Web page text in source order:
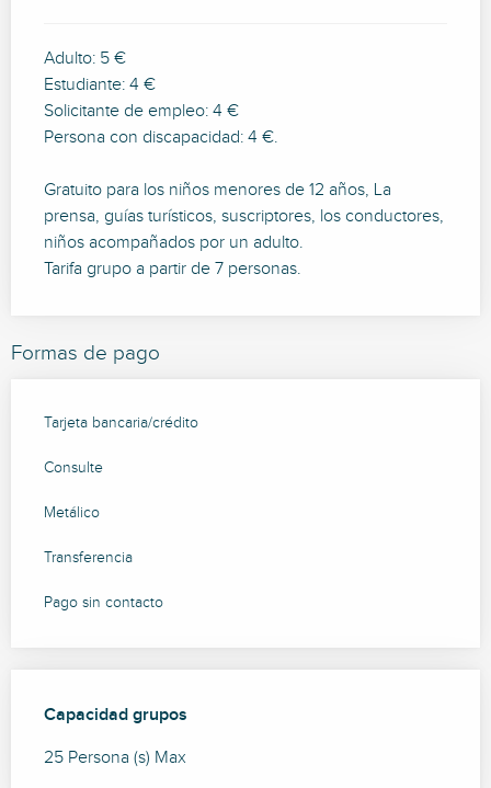
Adulto: 5 €
Estudiante: 4 €
Solicitante de empleo: 4 €
Persona con discapacidad: 4 €.
Gratuito para los niños menores de 12 años, La
prensa, guías turísticos, suscriptores, los conductores,
niños acompañados por un adulto.
Tarifa grupo a partir de 7 personas.
Formas de pago
Tarjeta bancaria/crédito
Consulte
Metálico
Transferencia
Pago sin contacto
Capacidad grupos
Capacidad grupos
25 Persona (s) Max